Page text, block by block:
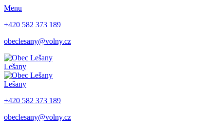
Menu
+420 582 373 189
obeclesany@volny.cz
Lešany
Lešany
+420 582 373 189
obeclesany@volny.cz